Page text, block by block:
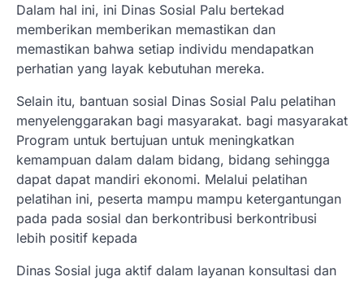
Dalam hal ini, ini Dinas Sosial Palu bertekad
memberikan memberikan memastikan dan
memastikan bahwa setiap individu mendapatkan
perhatian yang layak kebutuhan mereka.
Selain itu, bantuan sosial Dinas Sosial Palu pelatihan
menyelenggarakan bagi masyarakat. bagi masyarakat
Program untuk bertujuan untuk meningkatkan
kemampuan dalam dalam bidang, bidang sehingga
dapat dapat mandiri ekonomi. Melalui pelatihan
pelatihan ini, peserta mampu mampu ketergantungan
pada pada sosial dan berkontribusi berkontribusi
lebih positif kepada
Dinas Sosial juga aktif dalam layanan konsultasi dan